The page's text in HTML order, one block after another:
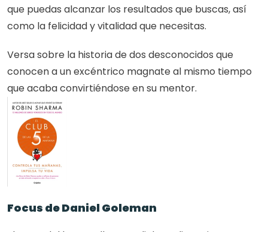
que puedas alcanzar los resultados que buscas, así
como la felicidad y vitalidad que necesitas.
Versa sobre la historia de dos desconocidos que
conocen a un excéntrico magnate al mismo tiempo
que acaba convirtiéndose en su mentor.
Focus de Daniel Goleman